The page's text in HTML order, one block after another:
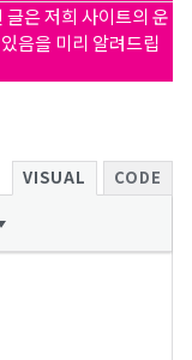
은 저희 사이트의 운
음을 미리 알려드립
VISUAL CODE